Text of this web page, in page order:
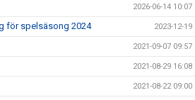
2026-06-14 10:07
för spelsäsong 2024 2023-12-19
2021-09-07 09:57
2021-08-29 16:08
2021-08-22 09:00